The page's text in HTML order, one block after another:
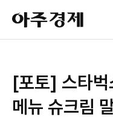
아
주
경
[포토] 스타
메뉴 슈크림